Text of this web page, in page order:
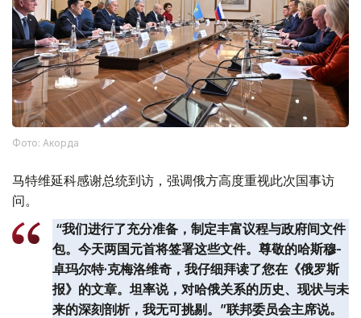
Фото: Акорда
马特维延科感谢总统到访，强调俄方高度重视此次国事访
问。
“我们进行了充分准备，制定丰富议程与政府间文件
包。今天两国元首将签署这些文件。尊敬的哈斯穆-
卓玛尔特·克梅洛维奇，我仔细拜读了您在《俄罗斯
报》的文章。坦率说，对哈俄关系的历史、现状与未
来的深刻剖析，我无可挑剔。”联邦委员会主席说。